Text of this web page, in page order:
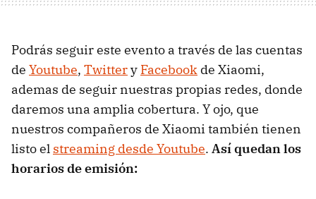
Podrás seguir este evento a través de las cuentas
de Youtube, Twittery Facebook de Xiaomi,
ademas de seguir nuestras propias redes, donde
daremos una amplia cobertura. Y ojo, que
nuestros compañeros de Xiaomi también tienen
listo el streaming desde Youtube. Así quedan los
horarios de emisión: